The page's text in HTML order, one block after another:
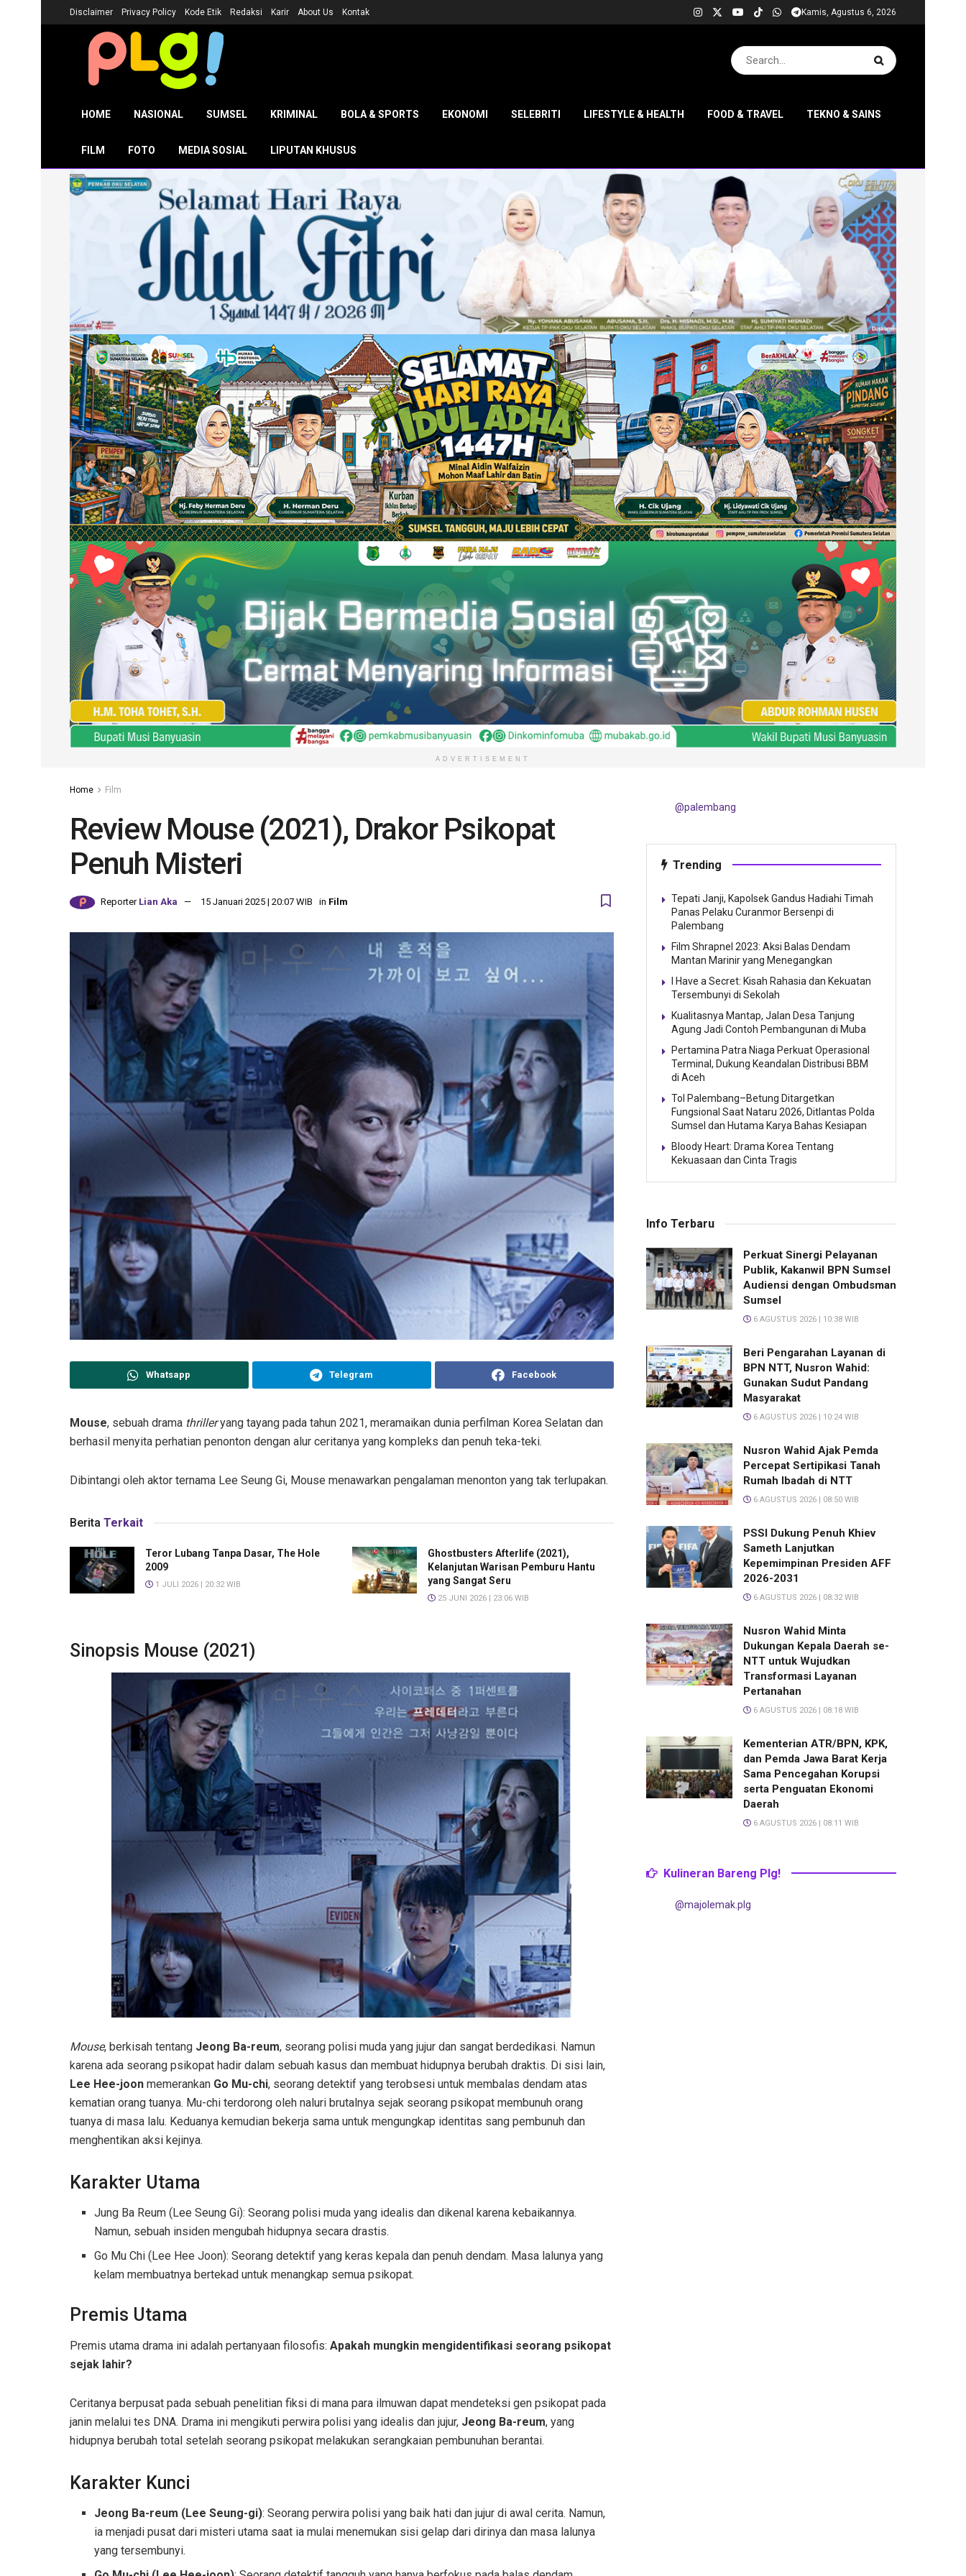
Disclaimer Privacy Policy Kode Etik Redaksi Karir About Us Kontak Kamis, Agustus 6, 2026
HOME NASIONAL SUMSEL KRIMINAL BOLA & SPORTS EKONOMI SELEBRITI LIFESTYLE & HEALTH FOOD & TRAVEL TEKNO & SAINS
FILM FOTO MEDIA SOSIAL LIPUTAN KHUSUS
ADVERTISEMENT
Home Film
Review Mouse (2021), Drakor Psikopat
Penuh Misteri
Reporter Lian Aka 15 Januari 2025 | 20:07 WIB in Film
Whatsapp Telegram Facebook
Mouse, sebuah drama thrilleryang tayang pada tahun 2021, meramaikan dunia perfilman Korea Selatan dan
berhasil menyita perhatian penonton dengan alur ceritanya yang kompleks dan penuh teka-teki.
Dibintangi oleh aktor ternama Lee Seung Gi, Mouse menawarkan pengalaman menonton yang tak terlupakan.
Berita Terkait
Teror Lubang Tanpa Dasar, The Hole
2009
1 JULI 2026 | 20:32 WIB
Ghostbusters Afterlife (2021),
Kelanjutan Warisan Pemburu Hantu
yang Sangat Seru
25 JUNI 2026 | 23:06 WIB
Sinopsis Mouse (2021)
Mouse, berkisah tentang Jeong Ba-reum, seorang polisi muda yang jujur dan sangat berdedikasi. Namun
karena ada seorang psikopat hadir dalam sebuah kasus dan membuat hidupnya berubah draktis. Di sisi lain,
Lee Hee-joon memerankan Go Mu-chi, seorang detektif yang terobsesi untuk membalas dendam atas
kematian orang tuanya. Mu-chi terdorong oleh naluri brutalnya sejak seorang psikopat membunuh orang
tuanya di masa lalu. Keduanya kemudian bekerja sama untuk mengungkap identitas sang pembunuh dan
menghentikan aksi kejinya.
Karakter Utama
Jung Ba Reum (Lee Seung Gi): Seorang polisi muda yang idealis dan dikenal karena kebaikannya.
Namun, sebuah insiden mengubah hidupnya secara drastis.
Go Mu Chi (Lee Hee Joon): Seorang detektif yang keras kepala dan penuh dendam. Masa lalunya yang
kelam membuatnya bertekad untuk menangkap semua psikopat.
Premis Utama
Premis utama drama ini adalah pertanyaan filosofis: Apakah mungkin mengidentifikasi seorang psikopat
sejak lahir?
Ceritanya berpusat pada sebuah penelitian fiksi di mana para ilmuwan dapat mendeteksi gen psikopat pada
janin melalui tes DNA. Drama ini mengikuti perwira polisi yang idealis dan jujur, Jeong Ba-reum, yang
hidupnya berubah total setelah seorang psikopat melakukan serangkaian pembunuhan berantai.
Karakter Kunci
Jeong Ba-reum (Lee Seung-gi): Seorang perwira polisi yang baik hati dan jujur di awal cerita. Namun,
ia menjadi pusat dari misteri utama saat ia mulai menemukan sisi gelap dari dirinya dan masa lalunya
yang tersembunyi.
@palembang
Trending
Tepati Janji, Kapolsek Gandus Hadiahi Timah
Panas Pelaku Curanmor Bersenpi di
Palembang
Film Shrapnel 2023: Aksi Balas Dendam
Mantan Marinir yang Menegangkan
I Have a Secret: Kisah Rahasia dan Kekuatan
Tersembunyi di Sekolah
Kualitasnya Mantap, Jalan Desa Tanjung
Agung Jadi Contoh Pembangunan di Muba
Pertamina Patra Niaga Perkuat Operasional
Terminal, Dukung Keandalan Distribusi BBM
di Aceh
Tol Palembang–Betung Ditargetkan
Fungsional Saat Nataru 2026, Ditlantas Polda
Sumsel dan Hutama Karya Bahas Kesiapan
Bloody Heart: Drama Korea Tentang
Kekuasaan dan Cinta Tragis
Info Terbaru
Perkuat Sinergi Pelayanan
Publik, Kakanwil BPN Sumsel
Audiensi dengan Ombudsman
Sumsel
6 AGUSTUS 2026 | 10:38 WIB
Beri Pengarahan Layanan di
BPN NTT, Nusron Wahid:
Gunakan Sudut Pandang
Masyarakat
6 AGUSTUS 2026 | 10:24 WIB
Nusron Wahid Ajak Pemda
Percepat Sertipikasi Tanah
Rumah Ibadah di NTT
6 AGUSTUS 2026 | 08:50 WIB
PSSI Dukung Penuh Khiev
Sameth Lanjutkan
Kepemimpinan Presiden AFF
2026-2031
6 AGUSTUS 2026 | 08:32 WIB
Nusron Wahid Minta
Dukungan Kepala Daerah se-
NTT untuk Wujudkan
Transformasi Layanan
Pertanahan
6 AGUSTUS 2026 | 08:18 WIB
Kementerian ATR/BPN, KPK,
dan Pemda Jawa Barat Kerja
Sama Pencegahan Korupsi
serta Penguatan Ekonomi
Daerah
6 AGUSTUS 2026 | 08:11 WIB
Kulineran Bareng Plg!
@majolemak.plg